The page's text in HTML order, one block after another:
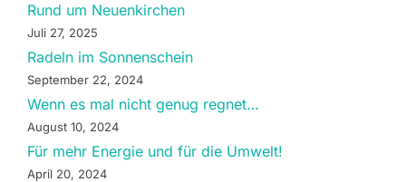
Rund um Neuenkirchen
Juli 27, 2025
Radeln im Sonnenschein
September 22, 2024
Wenn es mal nicht genug regnet…
August 10, 2024
Für mehr Energie und für die Umwelt!
April 20, 2024